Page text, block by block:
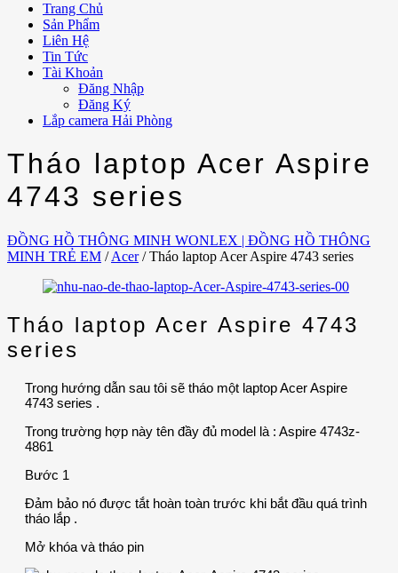
Trang Chủ
Sản Phẩm
Liên Hệ
Tin Tức
Tài Khoản
Đăng Nhập
Đăng Ký
Lắp camera Hải Phòng
Tháo laptop Acer Aspire
4743 series
ĐỒNG HỒ THÔNG MINH WONLEX | ĐỒNG HỒ THÔNG
MINH TRẺ EM / Acer / Tháo laptop Acer Aspire 4743 series
Tháo laptop Acer Aspire 4743
series
Trong hướng dẫn sau tôi sẽ tháo một laptop Acer Aspire
4743 series .
Trong trường hợp này tên đầy đủ model là : Aspire 4743z-
4861
Bước 1
Đảm bảo nó được tắt hoàn toàn trước khi bắt đầu quá trình
tháo lắp .
Mở khóa và tháo pin